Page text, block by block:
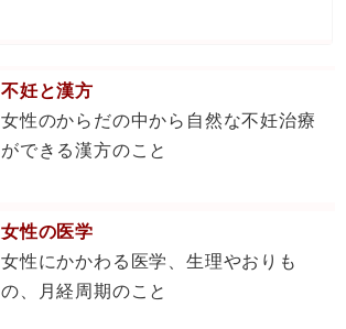
不妊と漢方
女性のからだの中から自然な不妊治療
ができる漢方のこと
女性の医学
女性にかかわる医学、生理やおりも
の、月経周期のこと